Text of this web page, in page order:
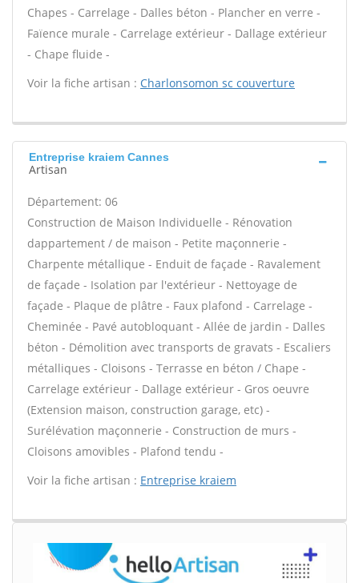
Chapes - Carrelage - Dalles béton - Plancher en verre -
Faïence murale - Carrelage extérieur - Dallage extérieur
- Chape fluide -
Voir la fiche artisan : Charlonsomon sc couverture
Entreprise kraiem Cannes
Artisan
Département: 06
Construction de Maison Individuelle - Rénovation
dappartement / de maison - Petite maçonnerie -
Charpente métallique - Enduit de façade - Ravalement
de façade - Isolation par l'extérieur - Nettoyage de
façade - Plaque de plâtre - Faux plafond - Carrelage -
Cheminée - Pavé autobloquant - Allée de jardin - Dalles
béton - Démolition avec transports de gravats - Escaliers
métalliques - Cloisons - Terrasse en béton / Chape -
Carrelage extérieur - Dallage extérieur - Gros oeuvre
(Extension maison, construction garage, etc) -
Surélévation maçonnerie - Construction de murs -
Cloisons amovibles - Plafond tendu -
Voir la fiche artisan : Entreprise kraiem